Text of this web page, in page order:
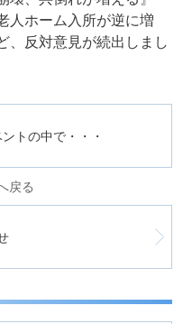
人ホーム入所が逆に増
、反対意見が続出しまし
トの中で・・・
戻る